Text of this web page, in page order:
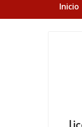
Inicio